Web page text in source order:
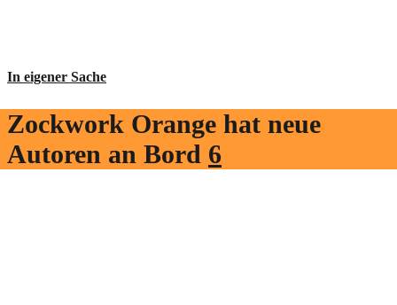
In eigener Sache
Zockwork Orange hat neue
Autoren an Bord 6